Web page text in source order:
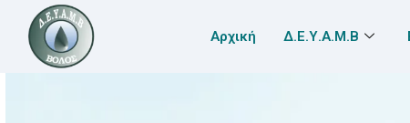
Αρχική Δ.Ε.Υ.Α.Μ.Β